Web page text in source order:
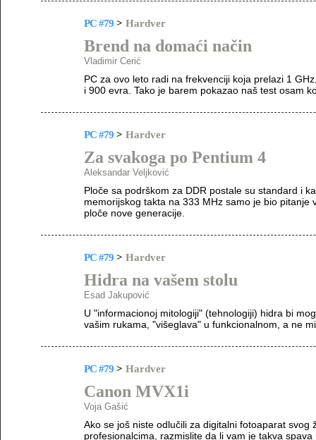
PC #79 > Hardver
Brend na domaći način
Vladimir Cerić
PC za ovo leto radi na frekvenciji koja prelazi 1
i 900 evra. Tako je barem pokazao naš test osam
PC #79 > Hardver
Za svakoga po Pentium 4
Aleksandar Veljković
Ploče sa podrškom za DDR postale su standard i
memorijskog takta na 333 MHz samo je bio
ploče nove generacije.
PC #79 > Hardver
Hidra na vašem stolu
Esad Jakupović
U "informacionoj mitologiji" (tehnologiji) hidra bi
vašim rukama, "višeglava" u funkcionalnom, a ne
PC #79 > Hardver
Canon MVX1i
Voja Gašić
Ako se još niste odlučili za digitalni fotoaparat
profesionalcima, razmislite da li vam je takva